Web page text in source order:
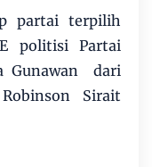
partai terpilih
politisi Partai
Gunawan dari
Sirait